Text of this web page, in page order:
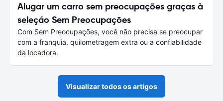
Alugar um carro sem preocupações graças à
seleção Sem Preocupações
Com Sem Preocupações, você não precisa se preocupar
com a franquia, quilometragem extra ou a confiabilidade
da locadora.
Visualizar todos os artigos